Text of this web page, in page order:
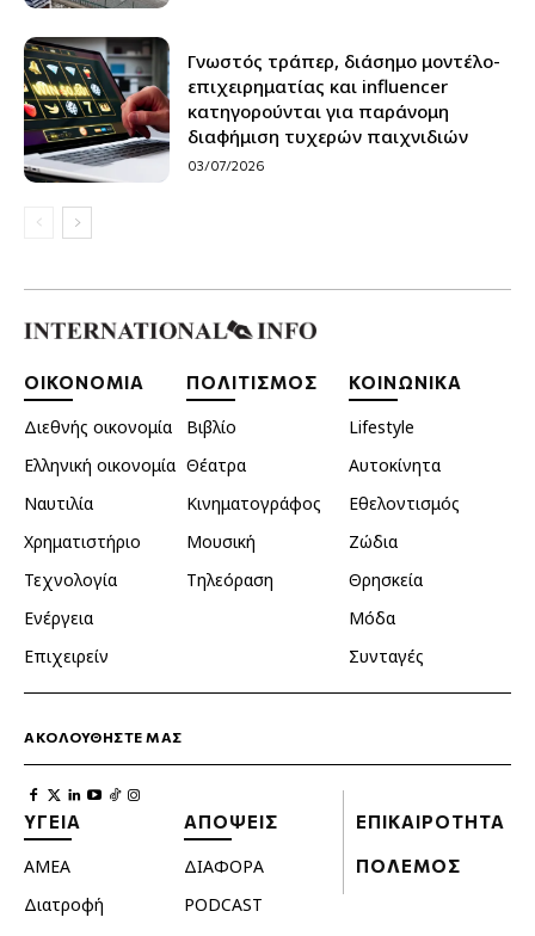
Γνωστός τράπερ, διάσημο μοντέλο-
επιχειρηματίας και influencer
κατηγορούνται για παράνομη
διαφήμιση τυχερών παιχνιδιών
03/07/2026
ΟΙΚΟΝΟΜΙΑ
Διεθνής οικονομία
Ελληνική οικονομία
Ναυτιλία
Χρηματιστήριο
Τεχνολογία
Ενέργεια
Επιχειρείν
ΠΟΛΙΤΙΣΜΟΣ
Βιβλίο
Θέατρα
Κινηματογράφος
Μουσική
Τηλεόραση
ΚΟΙΝΩΝΙΚΑ
Lifestyle
Αυτοκίνητα
Εθελοντισμός
Ζώδια
Θρησκεία
Μόδα
Συνταγές
ΑΚΟΛΟΥΘΗΣΤΕ ΜΑΣ
ΥΓΕΙΑ
ΑΜΕΑ
Διατροφή
ΑΠΟΨΕΙΣ
ΔΙΑΦΟΡΑ
PODCAST
ΕΠΙΚΑΙΡΟΤΗΤΑ
ΠΟΛΕΜΟΣ